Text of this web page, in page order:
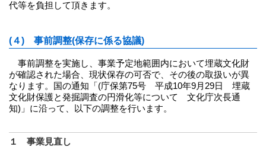
代等を負担して頂きます。
(４) 事前調整(保存に係る協議)
事前調整を実施し、事業予定地範囲内において埋蔵文化財
が確認された場合、現状保存の可否で、その後の取扱いが異
なります。国の通知「(庁保第75号 平成10年9月29日 埋蔵
文化財保護と発掘調査の円滑化等について 文化庁次長通
知)」に沿って、以下の調整を行います。
１ 事業見直し